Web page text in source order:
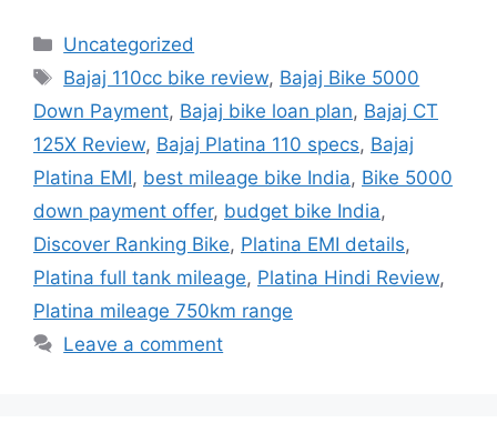
Categories
Uncategorized
Tags
Bajaj 110cc bike review, Bajaj Bike 5000
Down Payment, Bajaj bike loan plan, Bajaj CT
125X Review, Bajaj Platina 110 specs, Bajaj
Platina EMI, best mileage bike India, Bike 5000
down payment offer, budget bike India,
Discover Ranking Bike, Platina EMI details,
Platina full tank mileage, Platina Hindi Review,
Platina mileage 750km range
Leave a comment